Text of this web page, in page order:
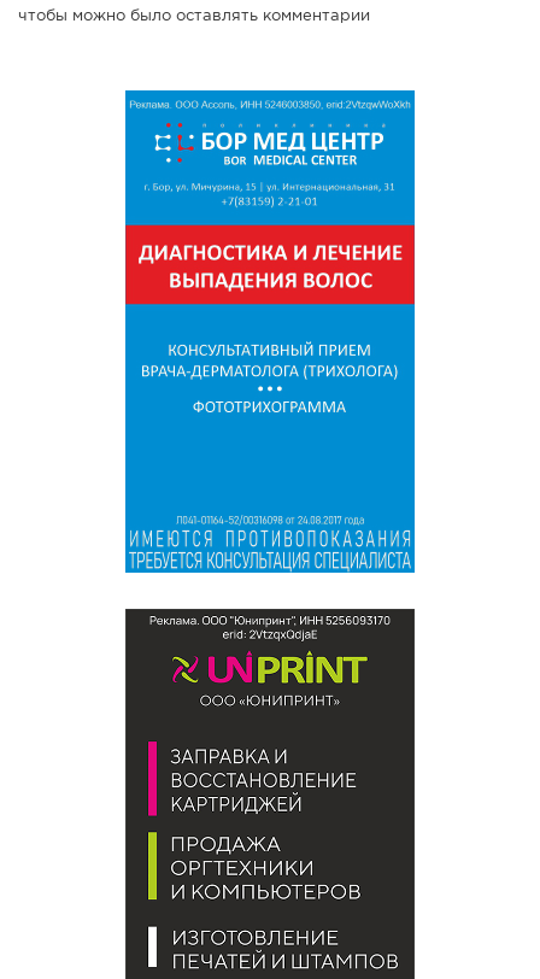
чтобы можно было оставлять комментарии